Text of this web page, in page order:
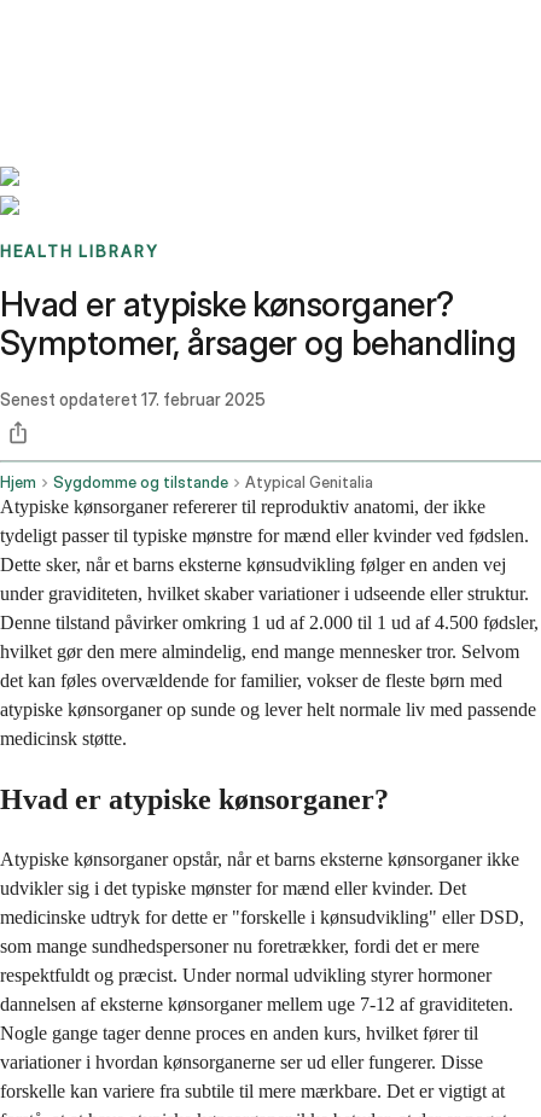
HEALTH LIBRARY
Hvad er atypiske kønsorganer?
Symptomer, årsager og behandling
Senest opdateret 17. februar 2025
Hjem Sygdomme og tilstande Atypical Genitalia
Atypiske kønsorganer refererer til reproduktiv anatomi, der ikke
tydeligt passer til typiske mønstre for mænd eller kvinder ved fødslen.
Dette sker, når et barns eksterne kønsudvikling følger en anden vej
under graviditeten, hvilket skaber variationer i udseende eller struktur.
Denne tilstand påvirker omkring 1 ud af 2.000 til 1 ud af 4.500 fødsler,
hvilket gør den mere almindelig, end mange mennesker tror. Selvom
det kan føles overvældende for familier, vokser de fleste børn med
atypiske kønsorganer op sunde og lever helt normale liv med passende
medicinsk støtte.
Hvad er atypiske kønsorganer?
Atypiske kønsorganer opstår, når et barns eksterne kønsorganer ikke
udvikler sig i det typiske mønster for mænd eller kvinder. Det
medicinske udtryk for dette er "forskelle i kønsudvikling" eller DSD,
som mange sundhedspersoner nu foretrækker, fordi det er mere
respektfuldt og præcist. Under normal udvikling styrer hormoner
dannelsen af eksterne kønsorganer mellem uge 7-12 af graviditeten.
Nogle gange tager denne proces en anden kurs, hvilket fører til
variationer i hvordan kønsorganerne ser ud eller fungerer. Disse
forskelle kan variere fra subtile til mere mærkbare. Det er vigtigt at